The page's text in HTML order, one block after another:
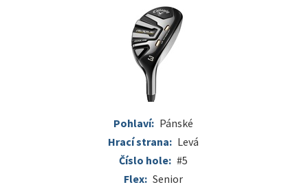
Pohlaví: Pánské
Hrací strana: Levá
Číslo hole: #5
Flex: Senior